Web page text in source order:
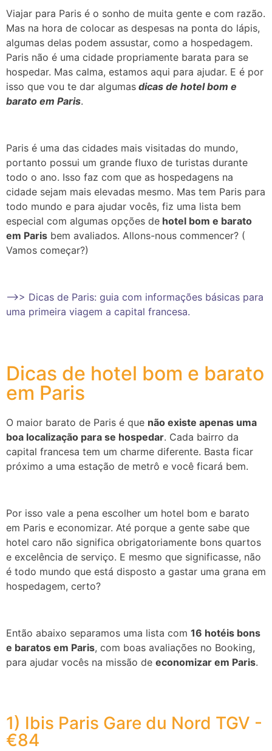
Viajar para Paris é o sonho de muita gente e com razão.
Mas na hora de colocar as despesas na ponta do lápis,
algumas delas podem assustar, como a hospedagem.
Paris não é uma cidade propriamente barata para se
hospedar. Mas calma, estamos aqui para ajudar. E é por
isso que vou te dar algumas dicas de hotel bom e
barato em Paris.
Paris é uma das cidades mais visitadas do mundo,
portanto possui um grande fluxo de turistas durante
todo o ano. Isso faz com que as hospedagens na
cidade sejam mais elevadas mesmo. Mas tem Paris para
todo mundo e para ajudar vocês, fiz uma lista bem
especial com algumas opções de hotel bom e barato
em Paris bem avaliados. Allons-nous commencer? (
Vamos começar?)
–>> Dicas de Paris: guia com informações básicas para
uma primeira viagem a capital francesa.
Dicas de hotel bom e barato
em Paris
O maior barato de Paris é que não existe apenas uma
boa localização para se hospedar. Cada bairro da
capital francesa tem um charme diferente. Basta ficar
próximo a uma estação de metrô e você ficará bem.
Por isso vale a pena escolher um hotel bom e barato
em Paris e economizar. Até porque a gente sabe que
hotel caro não significa obrigatoriamente bons quartos
e excelência de serviço. E mesmo que significasse, não
é todo mundo que está disposto a gastar uma grana em
hospedagem, certo?
Então abaixo separamos uma lista com 16 hotéis bons
e baratos em Paris, com boas avaliações no Booking,
para ajudar vocês na missão de economizar em Paris.
1) Ibis Paris Gare du Nord TGV -
€84